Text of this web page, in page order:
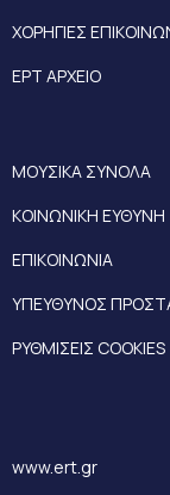
ΧΟΡΗΓΙΕΣ
ΕΡΤ ΑΡΧΕΙΟ
ΜΟΥΣΙΚΑ ΣΥΝΟΛΑ
ΚΟΙΝΩΝΙΚΗ ΕΥΘΥΝΗ
ΕΠΙΚΟΙΝΩΝΙΑ
ΥΠΕΥΘΥΝΟΣ
ΡΥΘΜΙΣΕΙΣ COOKIES
www.ert.gr